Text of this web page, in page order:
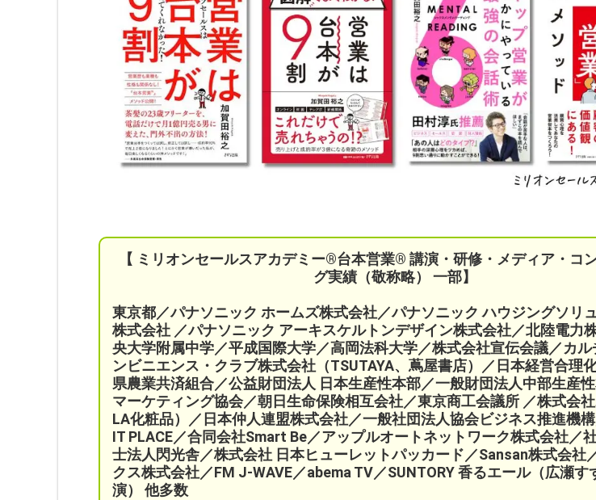
【 ミリオンセールスアカデミー®︎台本営業®︎ 講演・研修・メディア・コ
グ実績（敬称略） 一部】
東京都／パナソニック ホームズ株式会社／パナソニック ハウジングソリ
株式会社 ／パナソニック アーキスケルトンデザイン株式会社／北陸電力
央大学附属中学／平成国際大学／高岡法科大学／株式会社宣伝会議／カル
ンビニエンス・クラブ株式会社（TSUTAYA、蔦屋書店）／ 日本経営合理
県農業共済組合／公益財団法人 日本生産性本部／一般財団法人中部生産
マーケティング協会／朝日生命保険相互会社／東京商工会議所 ／株式会
LA化粧品） ／日本仲人連盟株式会社／一般社団法人協会ビジネス推進機
IT PLACE／合同会社Smart Be／アップルオートネットワーク株式会社／
士法人閃光舎／株式会社 日本ヒューレットパッカード／Sansan株式会社
クス株式会社／FM J-WAVE／abema TV／SUNTORY 香るエール（広瀬す
演） 他多数